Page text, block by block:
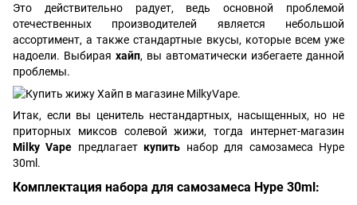
Это действительно радует, ведь основной проблемой
отечественных производителей является небольшой
ассортимент, а также стандартные вкусы, которые всем уже
надоели. Выбирая хайп, вы автоматически избегаете данной
проблемы.
Итак, если вы ценитель нестандартных, насыщенных, но не
приторных миксов солевой жижи, тогда интернет-магазин
Milky Vape предлагаеткупить набор для самозамеса Hype
30ml.
Комплектация набора для самозамеса Hype 30ml: